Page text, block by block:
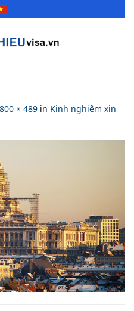
800 × 489 in Kinh nghiệm xin